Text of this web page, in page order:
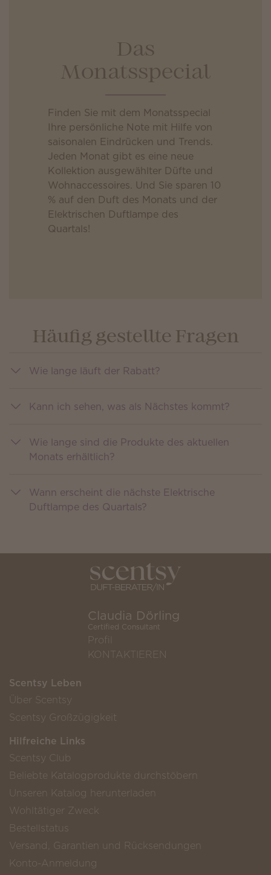
Das
Monatsspecial
Finden Sie mit dem Monatsspecial
Ihre persönliche Note mit Hilfe von
saisonalen Eindrücken und Trends.
Jeden Monat gibt es eine neue
Kollektion ausgewählter Düfte und
Wohnaccessoires. Und Sie sparen 10
% auf den Duft des Monats und der
Elektrischen Duftlampe des
Quartals!
Häufig gestellte Fragen
Wie lange läuft der Rabatt?
Kann ich sehen, was als Nächstes kommt?
Wie lange sind die Produkte des aktuellen
Monats erhältlich?
Wann erscheint die nächste Elektrische
Duftlampe des Quartals?
Claudia Dörling
Certified Consultant
Profil
KONTAKTIEREN
Scentsy Leben
Über Scentsy
Scentsy Großzügigkeit
Hilfreiche Links
Scentsy Club
Beliebte Katalogprodukte durchstöbern
Unseren Katalog herunterladen
Wohltätiger Zweck
Bestellstatus
Versand, Garantien und Rücksendungen
Konto-Anmeldung